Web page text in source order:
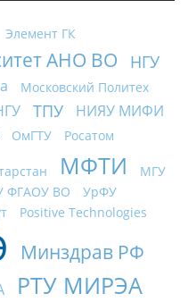
Элемент ГК
АНО ВО НГУ
Московский Политех
ТПУ
НИЯУ МИФИ
ОмГТУ Росатом
МФТИ
МГУ
ФГАОУ ВО
УрФУ
Positive Technologies
Минздрав РФ
РТУ МИРЭА